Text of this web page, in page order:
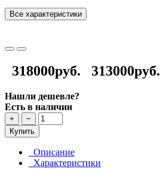
Все характеристики
318000руб. 313000руб.
Нашли дешевле?
Есть в наличии
+
−
Купить
Описание
Характеристики